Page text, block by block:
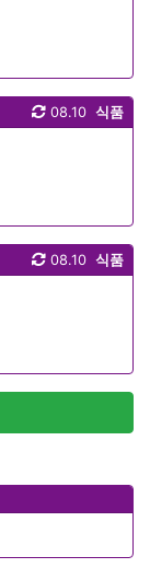
식품
08.10
식품
08.10